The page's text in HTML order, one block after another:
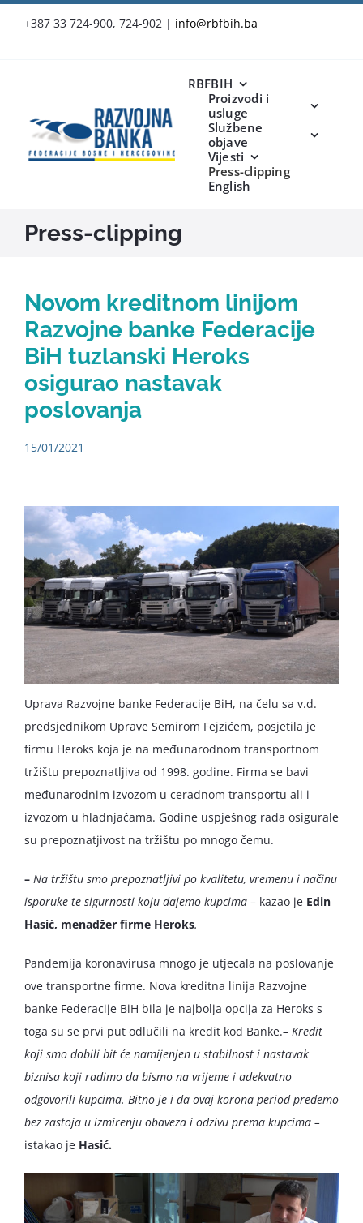
+387 33 724-900, 724-902 | info@rbfbih.ba
RBFBIH
Proizvodi i
usluge
Službene
objave
Vijesti
Press-clipping
English
Press-clipping
Novom kreditnom linijom
Razvojne banke Federacije
BiH tuzlanski Heroks
osigurao nastavak
poslovanja
15/01/2021
Uprava Razvojne banke Federacije BiH, na čelu sa v.d.
predsjednikom Uprave Semirom Fejzićem, posjetila je
firmu Heroks koja je na međunarodnom transportnom
tržištu prepoznatljiva od 1998. godine. Firma se bavi
međunarodnim izvozom u ceradnom transportu ali i
izvozom u hladnjačama. Godine uspješnog rada osigurale
su prepoznatjivost na tržištu po mnogo čemu.
– Na tržištu smo prepoznatljivi po kvalitetu, vremenu i načinu
isporuke te sigurnosti koju dajemo kupcima – kazao je Edin
Hasić, menadžer firme Heroks.
Pandemija koronavirusa mnogo je utjecala na poslovanje
ove transportne firme. Nova kreditna linija Razvojne
banke Federacije BiH bila je najbolja opcija za Heroks s
toga su se prvi put odlučili na kredit kod Banke.– Kredit
koji smo dobili bit će namijenjen u stabilnost i nastavak
biznisa koji radimo da bismo na vrijeme i adekvatno
odgovorili kupcima. Bitno je i da ovaj korona period pređemo
bez zastoja u izmirenju obaveza i odzivu prema kupcima –
istakao je Hasić.